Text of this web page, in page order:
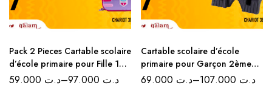
Pack 2 Pieces Cartable scolaire
d’école primaire pour Fille 1er
jusqu’au 4ème
د.ت– د.ت
Cartable scolaire d’école
primaire pour Garçon 2ème
jusqu’au 6ème
د.ت– د.ت